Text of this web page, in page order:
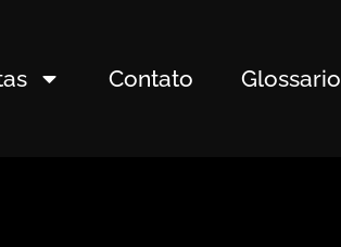
Contato Glossario